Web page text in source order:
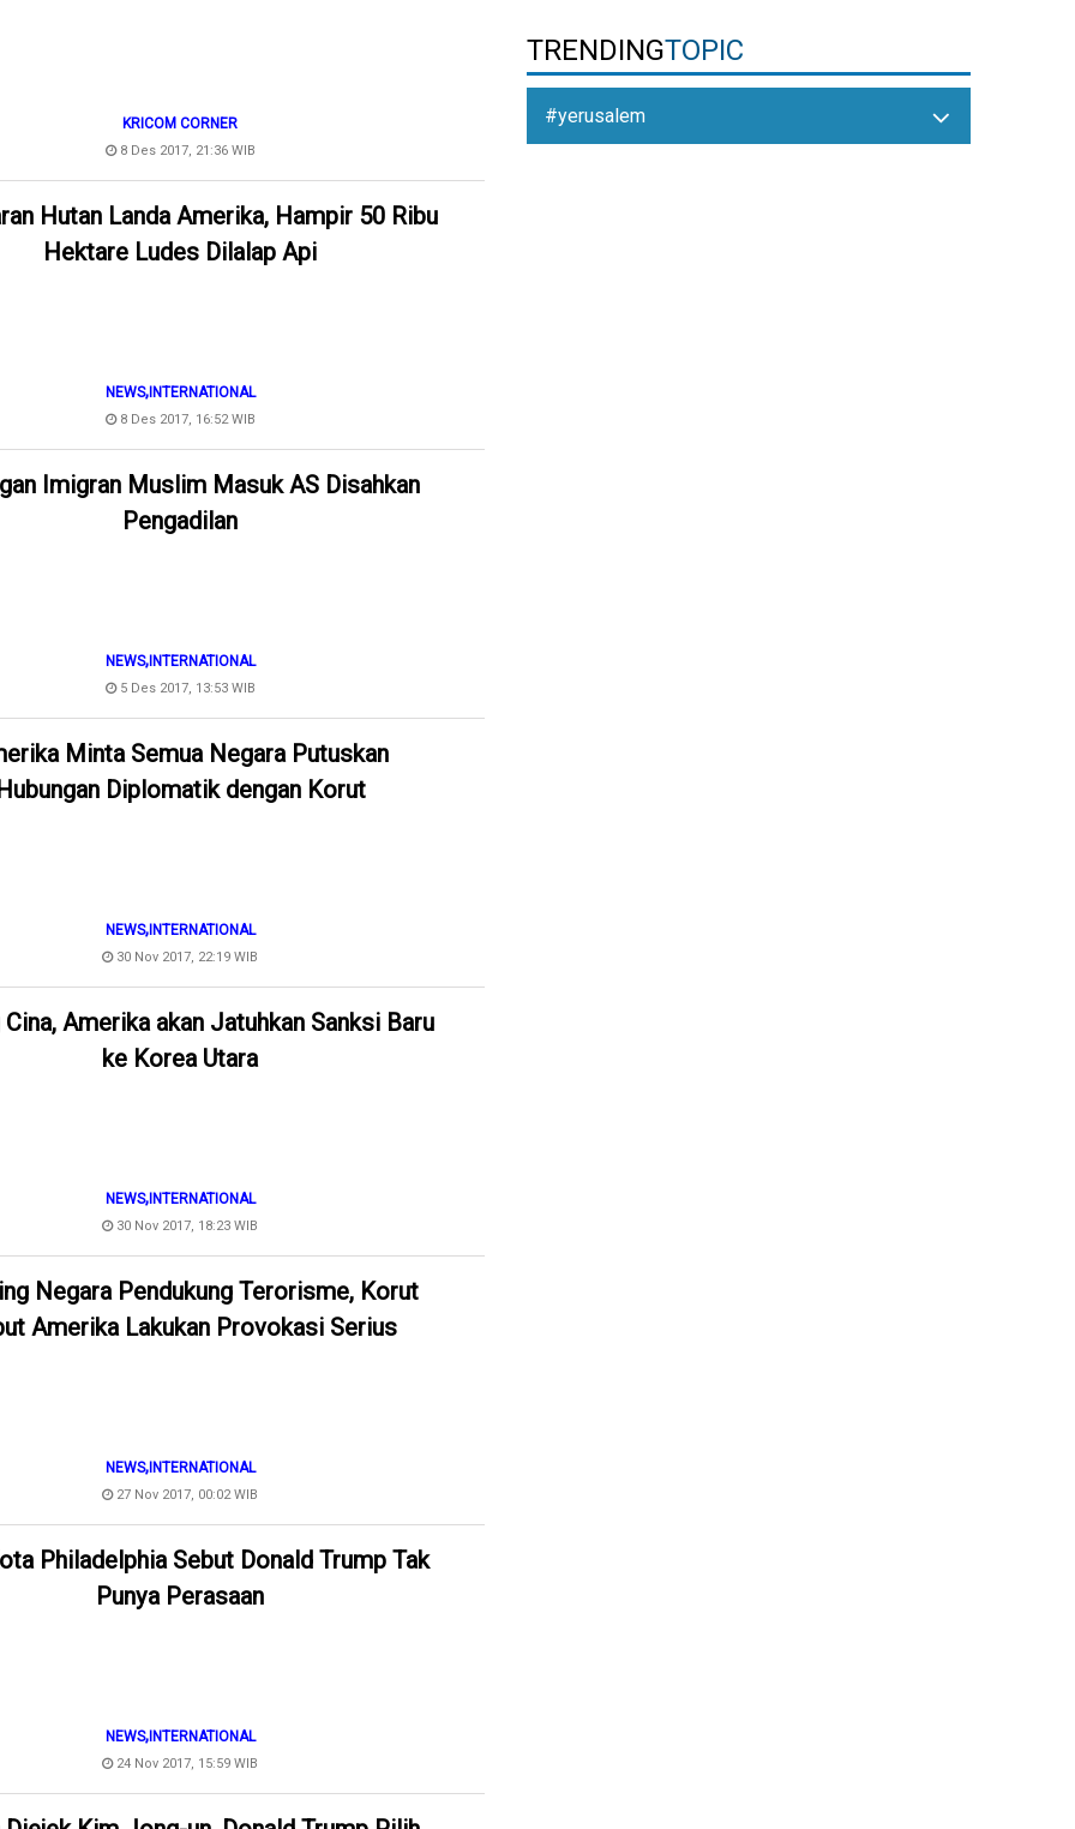
KRICOM CORNER
8 Des 2017, 21:36 WIB
Hutan Landa Amerika, Hampir 50 Ribu
Hektare Ludes Dilalap Api
NEWS,INTERNATIONAL
8 Des 2017, 16:52 WIB
Imigran Muslim Masuk AS Disahkan
Pengadilan
NEWS,INTERNATIONAL
5 Des 2017, 13:53 WIB
Minta Semua Negara Putuskan
Diplomatik dengan Korut
NEWS,INTERNATIONAL
30 Nov 2017, 22:19 WIB
Cina, Amerika akan Jatuhkan Sanksi Baru
ke Korea Utara
NEWS,INTERNATIONAL
30 Nov 2017, 18:23 WIB
Negara Pendukung Terorisme, Korut
Amerika Lakukan Provokasi Serius
NEWS,INTERNATIONAL
27 Nov 2017, 00:02 WIB
Philadelphia Sebut Donald Trump Tak
Punya Perasaan
NEWS,INTERNATIONAL
24 Nov 2017, 15:59 WIB
TRENDINGTOPIC
#yerusalem